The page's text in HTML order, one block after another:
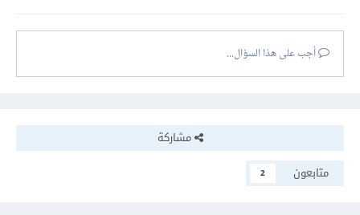
أجب على هذا السؤال...
مشاركة
متابعون
2